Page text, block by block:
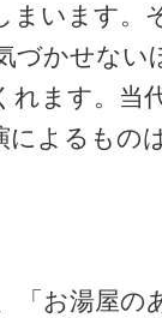
まいます。
づかせない
れます。当
によるもの
「お湯屋の